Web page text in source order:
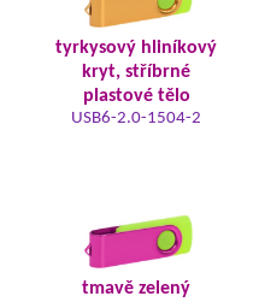
tyrkysový hliníkový
kryt, stříbrné
plastové tělo
USB6-2.0-1504-2
tmavě zelený